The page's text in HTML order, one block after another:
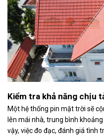
Kiểm tra khả năng chịu
Một hệ thống pin mặt trời sẽ
lên mái nhà, trung bình
vậy, việc đo đạc, đánh giá tình